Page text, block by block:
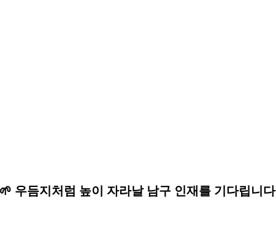
🌱 우듬지처럼 높이 자라날 남구 인재를 기다립니다